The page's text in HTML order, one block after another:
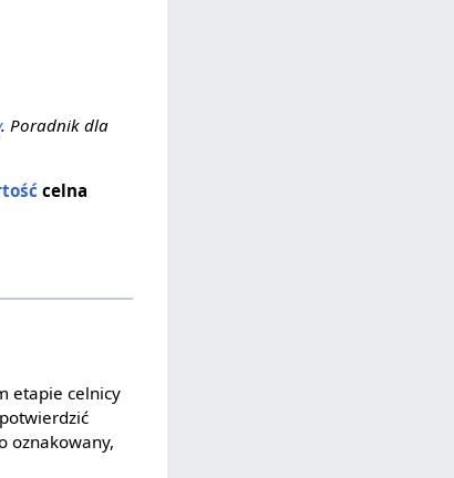
. Poradnik dla
celna
etapie celnicy
oznakowany,